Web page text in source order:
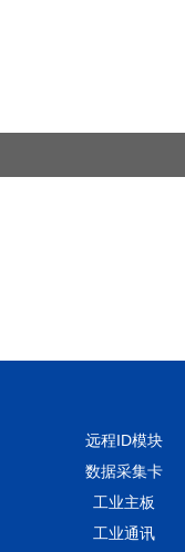
远程ID模块
数据采集卡
工业主板
工业通讯